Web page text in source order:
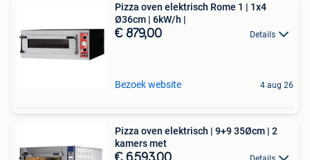
Pizza oven elektrisch Rome 1 | 1x4
Ø36cm | 6kW/h |
€ 879,00 Details
Bezoek website 4 aug 26
Pizza oven elektrisch | 9+9 35Øcm | 2
kamers met